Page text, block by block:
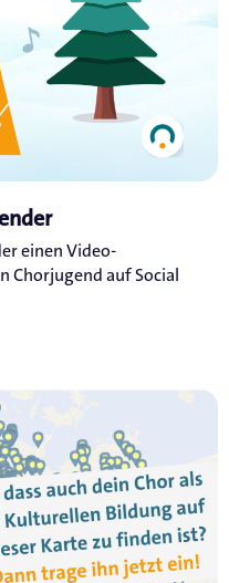
einen Video-
Chorjugend auf Social